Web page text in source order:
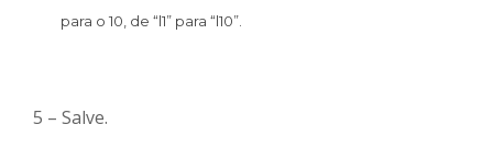
para o 10, de “l1” para “l10”.
5 – Salve.